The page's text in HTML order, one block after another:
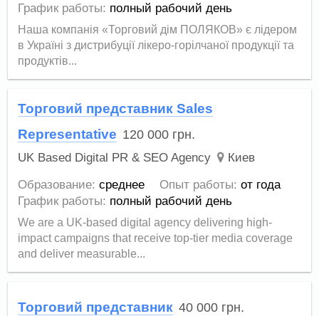
График работы: полный рабочий день
Наша компанія «Торговий дім ПОЛЯКОВ» є лідером
в Україні з дистрибуції лікеро-горілчаної продукції та
продуктів...
Торговий представник Sales
Representative 120 000 грн.
UK Based Digital PR & SEO Agency Киев
Образование: среднее Опыт работы: от года
График работы: полный рабочий день
We are a UK-based digital agency delivering high-
impact campaigns that receive top-tier media coverage
and deliver measurable...
Торговий представник 40 000 грн.